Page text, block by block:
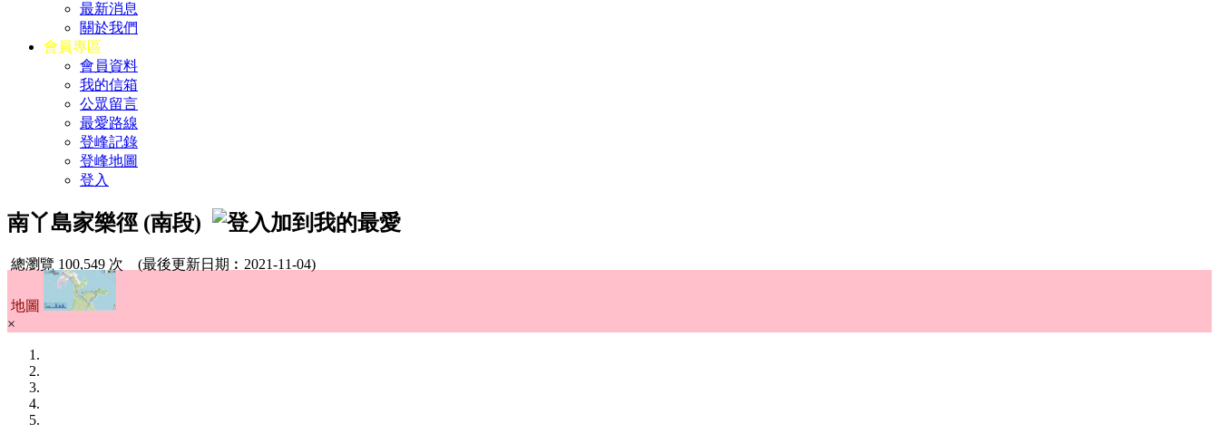
最新消息
關於我們
會員專區
會員資料
我的信箱
公眾留言
最愛路線
登峰記錄
登峰地圖
登入
南丫島家樂徑 (南段)
總瀏覽 100,549 次 (最後更新日期︰2021-11-04)
地圖
×